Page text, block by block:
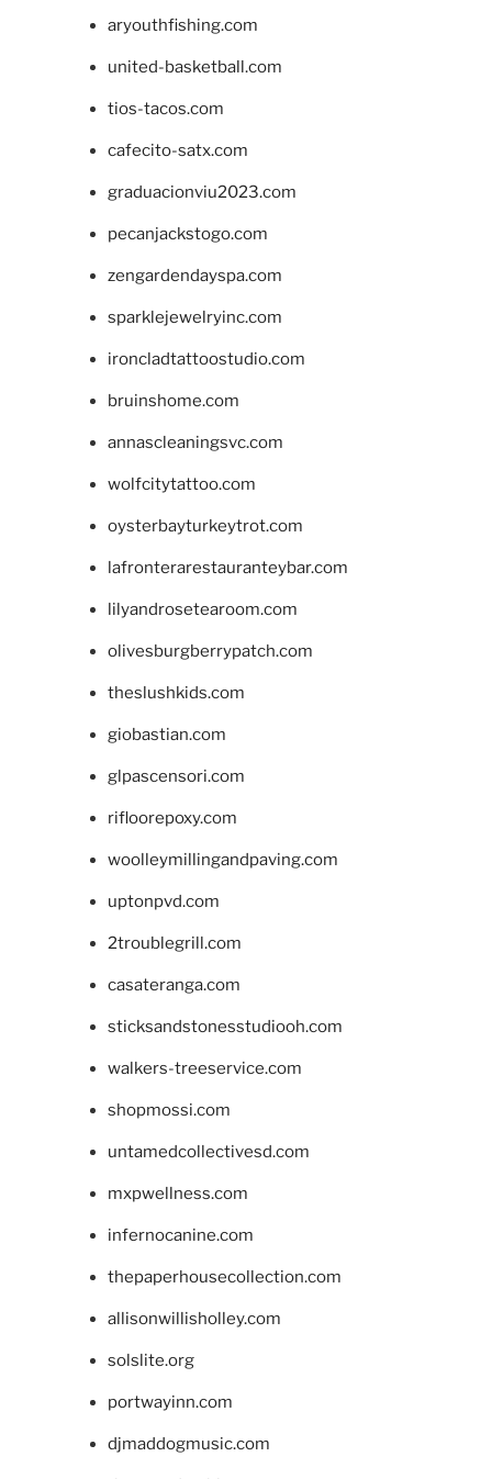
aryouthfishing.com
united-basketball.com
tios-tacos.com
cafecito-satx.com
graduacionviu2023.com
pecanjackstogo.com
zengardendayspa.com
sparklejewelryinc.com
ironcladtattoostudio.com
bruinshome.com
annascleaningsvc.com
wolfcitytattoo.com
oysterbayturkeytrot.com
lafronterarestauranteybar.com
lilyandrosetearoom.com
olivesburgberrypatch.com
theslushkids.com
giobastian.com
glpascensori.com
rifloorepoxy.com
woolleymillingandpaving.com
uptonpvd.com
2troublegrill.com
casateranga.com
sticksandstonesstudiooh.com
walkers-treeservice.com
shopmossi.com
untamedcollectivesd.com
mxpwellness.com
infernocanine.com
thepaperhousecollection.com
allisonwillisholley.com
solslite.org
portwayinn.com
djmaddogmusic.com